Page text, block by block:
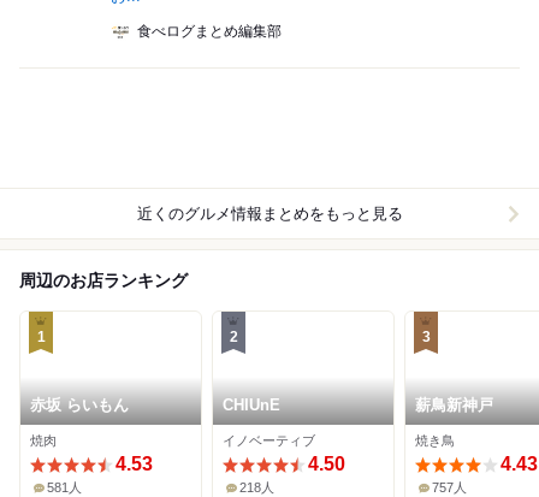
食べログまとめ編集部
近くのグルメ情報まとめをもっと見る
周辺のお店ランキング
1
赤坂 らいもん
焼肉
4.53
581人
2
CHIUnE
イノベーティブ
4.50
218人
3
薪鳥新神戸
焼き鳥
4.43
757人